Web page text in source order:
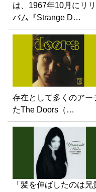
は、1967年10月にリ
バム『Strange D…
存在として多くのアー
たThe Doors（…
「髪を伸ばしたのは